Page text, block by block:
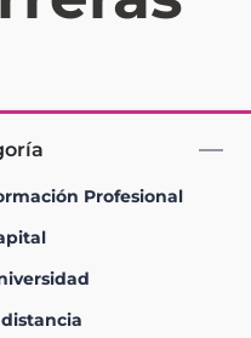
Profesional